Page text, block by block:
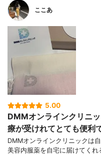
ここあ
5.00
DMMオンラインクリニ
療が受けれてとても便利
DMMオンラインクリニックは
美容内服薬を自宅に届けてく